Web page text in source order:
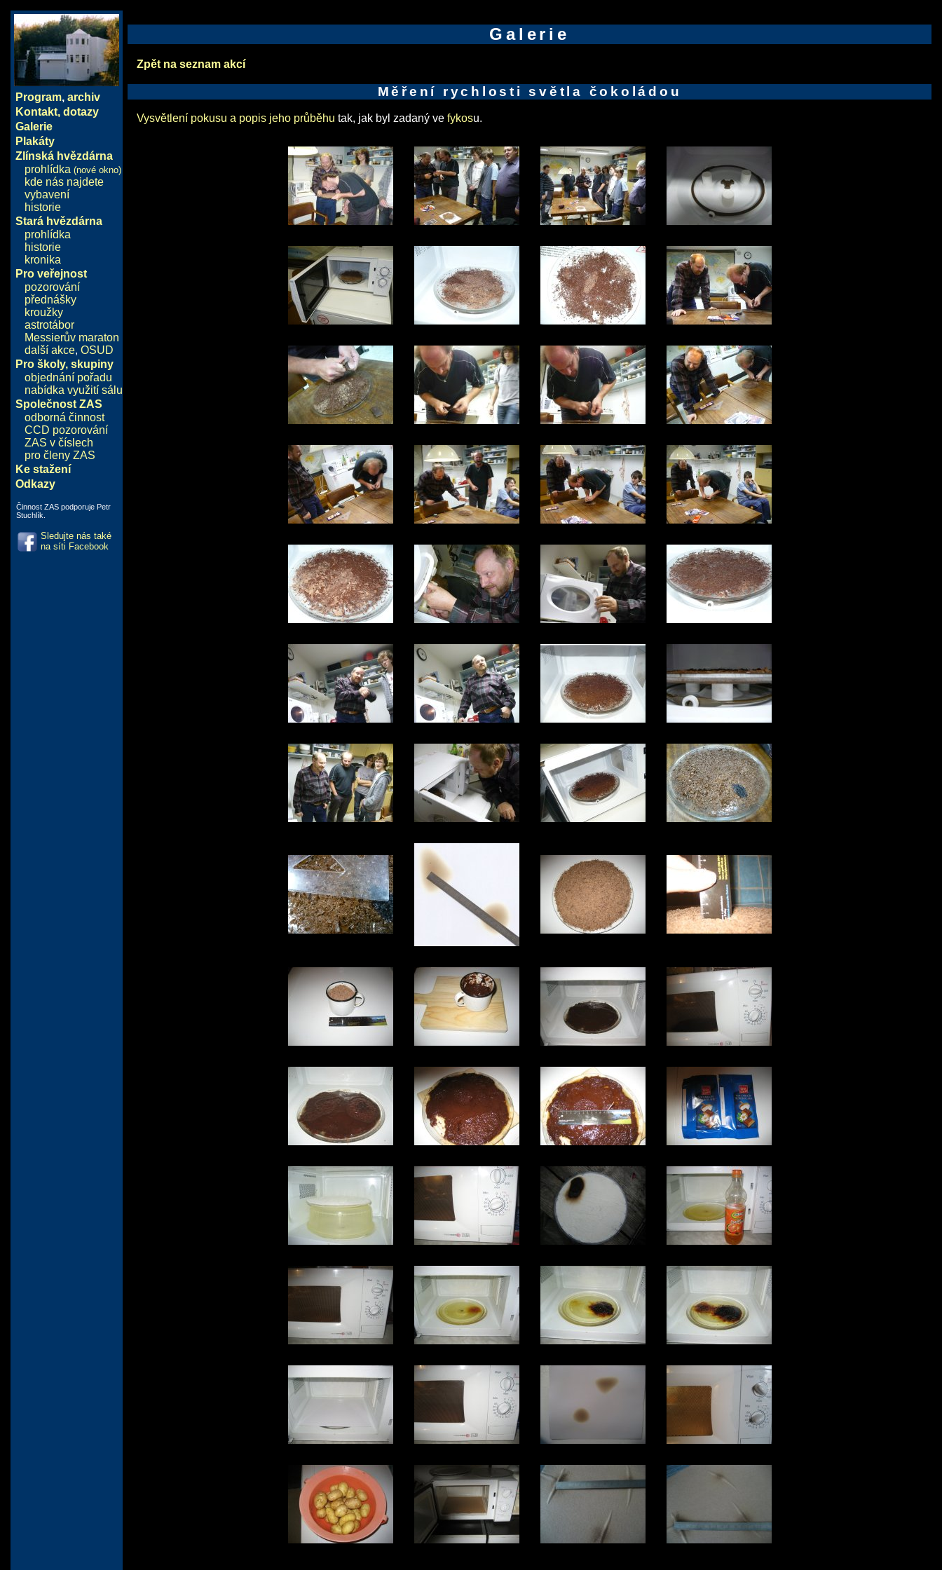
Program, archiv
Kontakt, dotazy
Galerie
Plakáty
Zlínská hvězdárna
prohlídka (nové okno)
kde nás najdete
vybavení
historie
Stará hvězdárna
prohlídka
historie
kronika
Pro veřejnost
pozorování
přednášky
kroužky
astrotábor
Messierův maraton
další akce, OSUD
Pro školy, skupiny
objednání pořadu
nabídka využití sálu
Společnost ZAS
odborná činnost
CCD pozorování
ZAS v číslech
pro členy ZAS
Ke stažení
Odkazy
Činnost ZAS podporuje Petr
Stuchlík.
Sledujte nás také
na síti Facebook
Galerie
Zpět na seznam akcí
Měření rychlosti světla čokoládou
Vysvětlení pokusu a popis jeho průběhu tak, jak byl zadaný vefykosu.